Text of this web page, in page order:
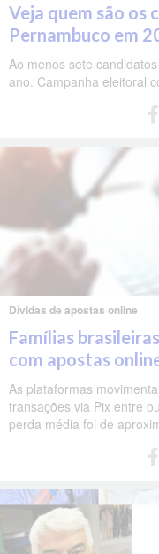
Veja quem são os
Pernambuco em
Ao menos sete
ano. Campanha eleitoral
Dívidas de apostas online
Famílias
com apostas
As plataformas
transações via Pix entre
perda média foi de